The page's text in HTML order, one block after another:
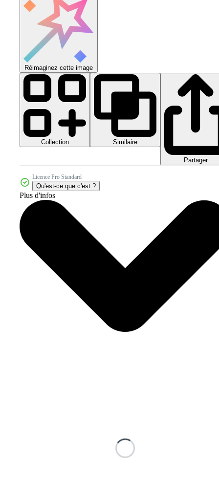
Réimaginez cette image
Collection Similaire
Partager
Licence Pro Standard
Qu'est-ce que c'est ?
Plus d'infos